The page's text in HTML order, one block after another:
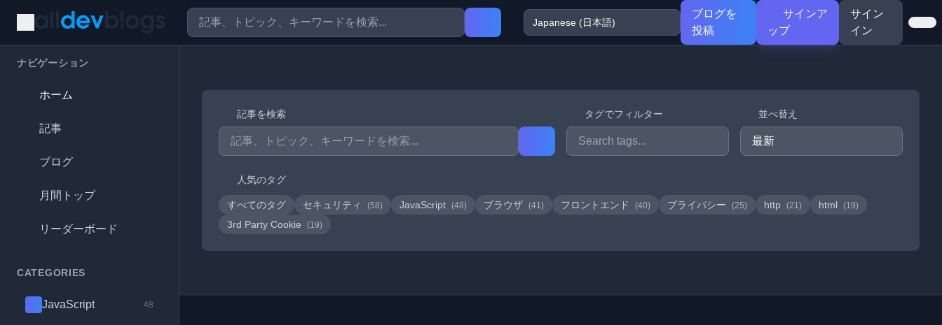
ブログを
投稿
サインア
ップ
サイン
イン
ナビゲーション
ホーム
記事
ブログ
月間トップ
リーダーボード
CATEGORIES
JavaScript 48
記事を検索 タグでフィルター 並べ替え
人気のタグ
すべてのタグ セキュリティ (58) JavaScript (48) ブラウザ (41) フロントエンド (40) プライバシー (25) http (21) html (19)
3rd Party Cookie (19)